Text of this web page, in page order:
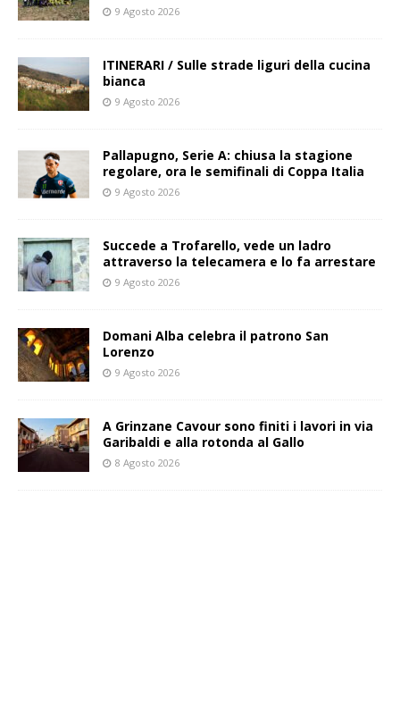
9 Agosto 2026
ITINERARI / Sulle strade liguri della cucina
bianca
9 Agosto 2026
Pallapugno, Serie A: chiusa la stagione
regolare, ora le semifinali di Coppa Italia
9 Agosto 2026
Succede a Trofarello, vede un ladro
attraverso la telecamera e lo fa arrestare
9 Agosto 2026
Domani Alba celebra il patrono San
Lorenzo
9 Agosto 2026
A Grinzane Cavour sono finiti i lavori in via
Garibaldi e alla rotonda al Gallo
8 Agosto 2026